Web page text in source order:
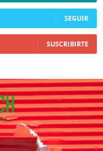
SEGUIR
SUSCRIBIRTE